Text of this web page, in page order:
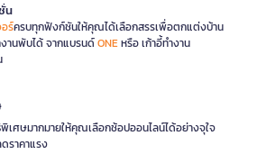
น
ร์ครบทุกฟังก์ชันให้คุณได้เลือกสรรเพื่อตกแต่งบ้าน
งานพับได้ จากแบรนด์ONEหรือ เก้าอี้ทำงาน
เศษมากมายให้คุณเลือกช้อปออนไลน์ได้อย่างจุใจ
ราคาแรง